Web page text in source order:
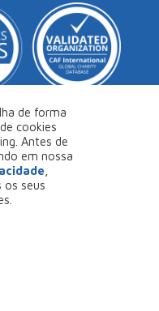
Collabs
de forma
cookies
Antes de
em nossa
os seus